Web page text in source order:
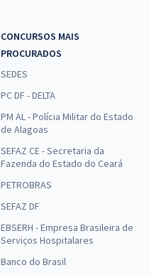
CONCURSOS MAIS
PROCURADOS
SEDES
PC DF - DELTA
PM AL - Polícia Militar do Estado
de Alagoas
SEFAZ CE - Secretaria da
Fazenda do Estado do Ceará
PETROBRAS
SEFAZ DF
EBSERH - Empresa Brasileira de
Serviços Hospitalares
Banco do Brasil